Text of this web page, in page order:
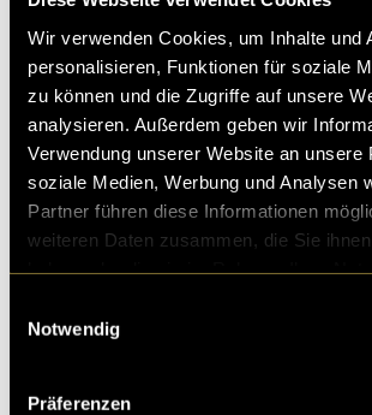
Wir verwenden Cookies, um Inhalte und
personalisieren, Funktionen für soziale
zu können und die Zugriffe auf unsere
analysieren. Außerdem geben wir
Verwendung unserer Website an unsere
soziale Medien, Werbung und Analysen
Partner führen diese Informationen
weiteren Daten zusammen, die Sie
Notwendig
Präferenzen